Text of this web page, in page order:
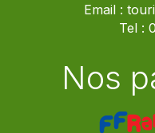
Email :
Tel :
Nos